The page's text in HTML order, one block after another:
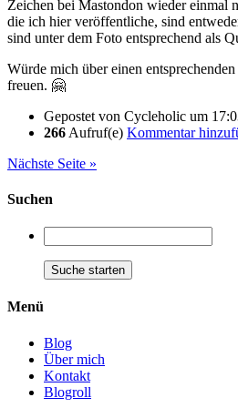
Zeichen bei Mastondon wieder einmal
die ich hier veröffentliche, sind
sind unter dem Foto entsprechend als
Würde mich über einen
freuen. 🤗
Gepostet von Cycleholic um
266 Aufruf(e) Kommentar
Nächste Seite »
Suchen
Menü
Blog
Über mich
Kontakt
Blogroll